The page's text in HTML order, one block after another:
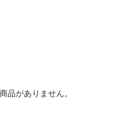
品がありません。